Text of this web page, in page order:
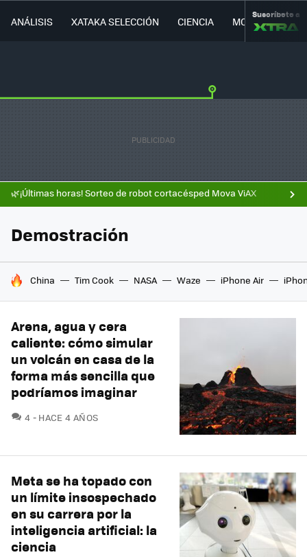
ANÁLISIS XATAKA SELECCIÓN CIENCIA MOVILIDAD
Suscríbete a
🌿¡Últimas horas! Sorteo de robot cortacésped Mova ViAX
Demostración
HOY SE HABLA DE
China Tim Cook NASA Waze iPhone Air
Arena, agua y cera
caliente: cómo simular
un volcán en casa de la
forma más sencilla que
podríamos imaginar
4 COMENTARIOS
HACE 4 AÑOS
Meta se ha topado con
un límite insospechado
en su carrera por la
inteligencia artificial: la
ciencia